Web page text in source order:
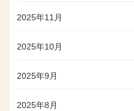
2025年11月
2025年10月
2025年9月
2025年8月